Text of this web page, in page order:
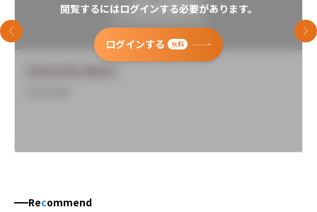
閲覧するにはログインする必要があります。
ログインする 無料
前のスライド 次
Recommend